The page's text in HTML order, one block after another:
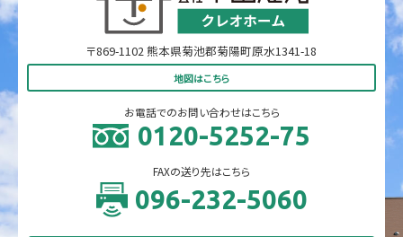
〒869-1102 熊本県菊池郡菊陽町原水1341-18
地図はこちら
お電話でのお問い合わせはこちら
0120-5252-75
FAXの送り先はこちら
096-232-5060